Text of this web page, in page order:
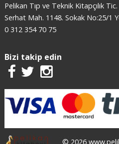
Pelikan Tıp ve Teknik Kitapçılık
Serhat Mah. 1148. Sokak No:25/1
0 312 354 70 75
Bizi takip edin
© 2026